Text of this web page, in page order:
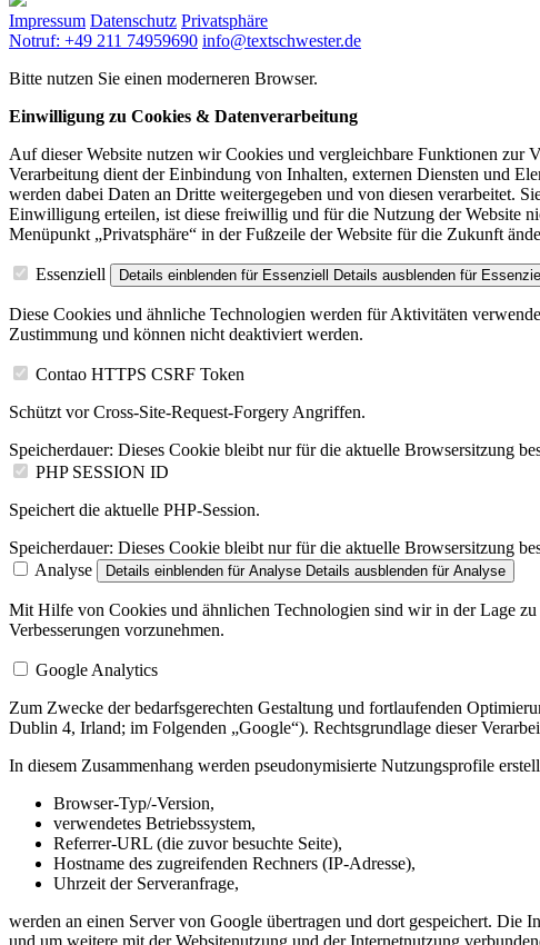
Impressum Datenschutz Privatsphäre
Notruf: +49 211 74959690 info@textschwester.de
Bitte nutzen Sie einen moderneren Browser.
Einwilligung zu Cookies & Datenverarbeitung
Auf dieser Website nutzen wir Cookies und vergleichbare Funktionen zur
Verarbeitung dient der Einbindung von Inhalten, externen Diensten und
werden dabei Daten an Dritte weitergegeben und von diesen verarbeitet.
Einwilligung erteilen, ist diese freiwillig und für die Nutzung der Website
Menüpunkt „Privatsphäre“ in der Fußzeile der Website für die Zukunft
Essenziell Details einblenden für Essenziell Details ausblenden für Essenziell
Diese Cookies und ähnliche Technologien werden für Aktivitäten
Zustimmung und können nicht deaktiviert werden.
Contao HTTPS CSRF Token
Schützt vor Cross-Site-Request-Forgery Angriffen.
Speicherdauer: Dieses Cookie bleibt nur für die aktuelle Browsersitzung
PHP SESSION ID
Speichert die aktuelle PHP-Session.
Speicherdauer: Dieses Cookie bleibt nur für die aktuelle Browsersitzung
Analyse
Details einblenden für Analyse Details ausblenden für Analyse
Mit Hilfe von Cookies und ähnlichen Technologien sind wir in der Lage zu
Verbesserungen vorzunehmen.
Google Analytics
Zum Zwecke der bedarfsgerechten Gestaltung und fortlaufenden
Dublin 4, Irland; im Folgenden „Google“). Rechtsgrundlage dieser
In diesem Zusammenhang werden pseudonymisierte Nutzungsprofile
Browser-Typ/-Version,
verwendetes Betriebssystem,
Referrer-URL (die zuvor besuchte Seite),
Hostname des zugreifenden Rechners (IP-Adresse),
Uhrzeit der Serveranfrage,
werden an einen Server von Google übertragen und dort gespeichert. Die
und um weitere mit der Websitenutzung und der Internetnutzung